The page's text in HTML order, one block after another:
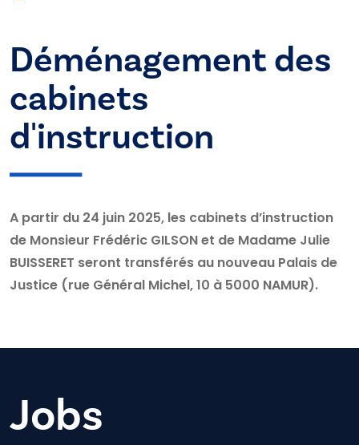
Déménagement des
cabinets
d'instruction
A partir du 24 juin 2025, les cabinets d’instruction
de Monsieur Frédéric GILSON et de Madame Julie
BUISSERET seront transférés au nouveau Palais de
Justice (rue Général Michel, 10 à 5000 NAMUR).
Jobs